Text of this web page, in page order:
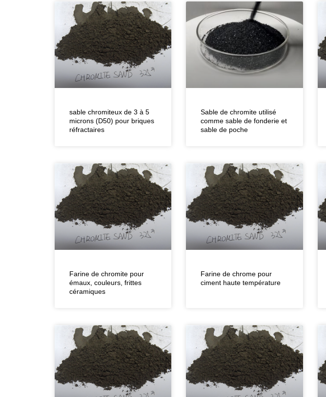
sable chromiteux de 3 à 5
microns (D50) pour briques
réfractaires
Sable de chromite utilisé
comme sable de fonderie et
sable de poche
Farine de chromite pour
émaux, couleurs, frittes
céramiques
Farine de chrome pour
ciment haute température